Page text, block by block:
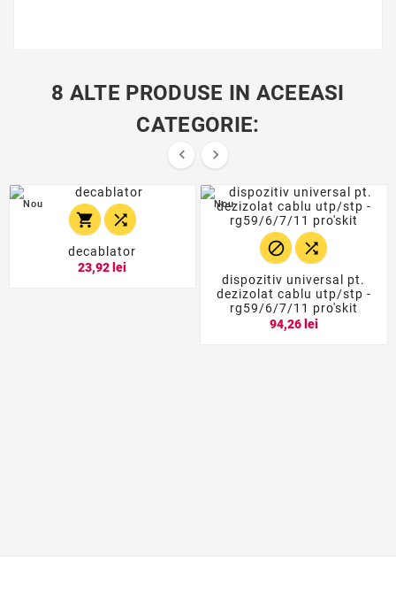
8 ALTE PRODUSE IN ACEEASI
CATEGORIE:
 
Nou
 
decablator
23,92 lei
Nou
 
dispozitiv universal pt.
dezizolat cablu utp/stp -
rg59/6/7/11 pro'skit
94,26 lei